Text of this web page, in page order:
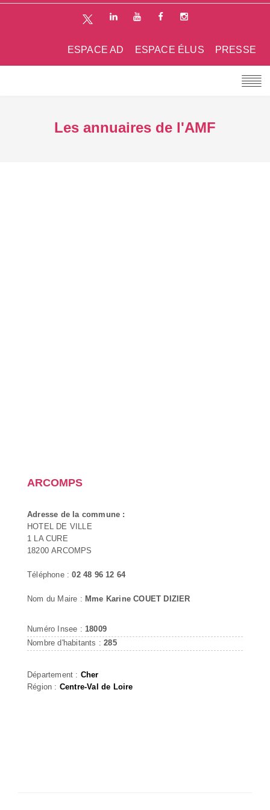
PRESSE
ESPACE ÉLUS
ESPACE AD
Les annuaires de l'AMF
ARCOMPS
Adresse de la commune :
HOTEL DE VILLE
1 LA CURE
18200 ARCOMPS
Téléphone :02 48 96 12 64
Nom du Maire : Mme Karine COUET DIZIER
Numéro Insee : 18009
Nombre d'habitants :285
Département : Cher
Région : Centre-Val de Loire